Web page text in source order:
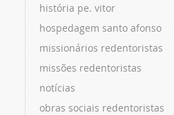
história pe. vitor
hospedagem santo afonso
missionários redentoristas
missões redentoristas
notícias
obras sociais redentoristas